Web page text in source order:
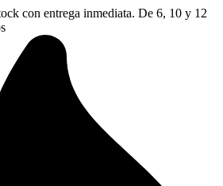
con entrega inmediata. De 6, 10 y 12